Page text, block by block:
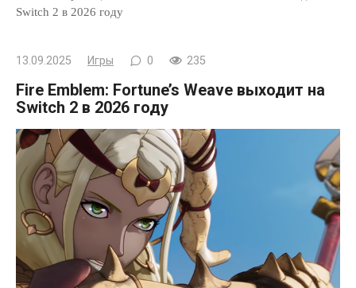
Switch 2 в 2026 году
13.09.2025 Игры 0 235
Fire Emblem: Fortune’s Weave выходит на
Switch 2 в 2026 году